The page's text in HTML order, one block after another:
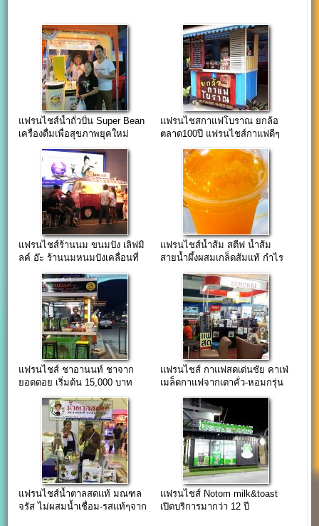
แฟรนไชส์น้ำถั่วปั่น Super Bean
เครื่องดื่มเพื่อสุขภาพยุคใหม่
แฟรนไชสกาแฟโบราณ ยกล้อ
ตลาด100ปี แฟรนไชส์กาแฟดีๆ
จากน้องฟ้าซีรี่ย์
แฟรนไชส์ร้านนม ขนมปัง เลิฟมิ
ลค์ อ๊ะ ร้านนมหนมปังเคลื่อนที่
แฟรนไชส์น้ำส้ม สตีฟ น้ำส้ม
สายน้ำผึ้งผสมเกล็ดส้มแท้ กำไร
แฟรนไชส์ ชาอานนท์ ชาจาก
ยอดดอย เริ่มต้น 15,000 บาท
แฟรนไชส์ กาแฟสดเด่นชัย คาเฟ่
เมล็ดกาแฟจากเตาคั่ว-หอมกรุ่น
แฟรนไชส์น้ำตาลสดแท้ มณฑล
จรัส ไม่ผสมน้ำเชื่อม-รสแท้ๆจาก
แฟรนไชส์ Notom milk&toast
เปิดบริการมากว่า 12 ปี